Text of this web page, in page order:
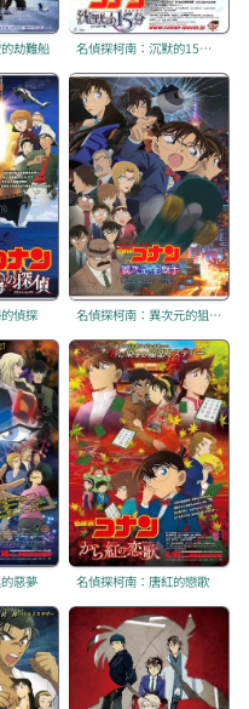
劫難船 名偵探柯南：沉默的15分鐘
偵探 名偵探柯南：異次元的狙擊手
惡夢 名偵探柯南：唐紅的戀歌